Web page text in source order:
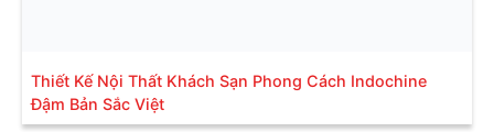
Thiết Kế Nội Thất Khách Sạn Phong Cách Indochine
Đậm Bản Sắc Việt